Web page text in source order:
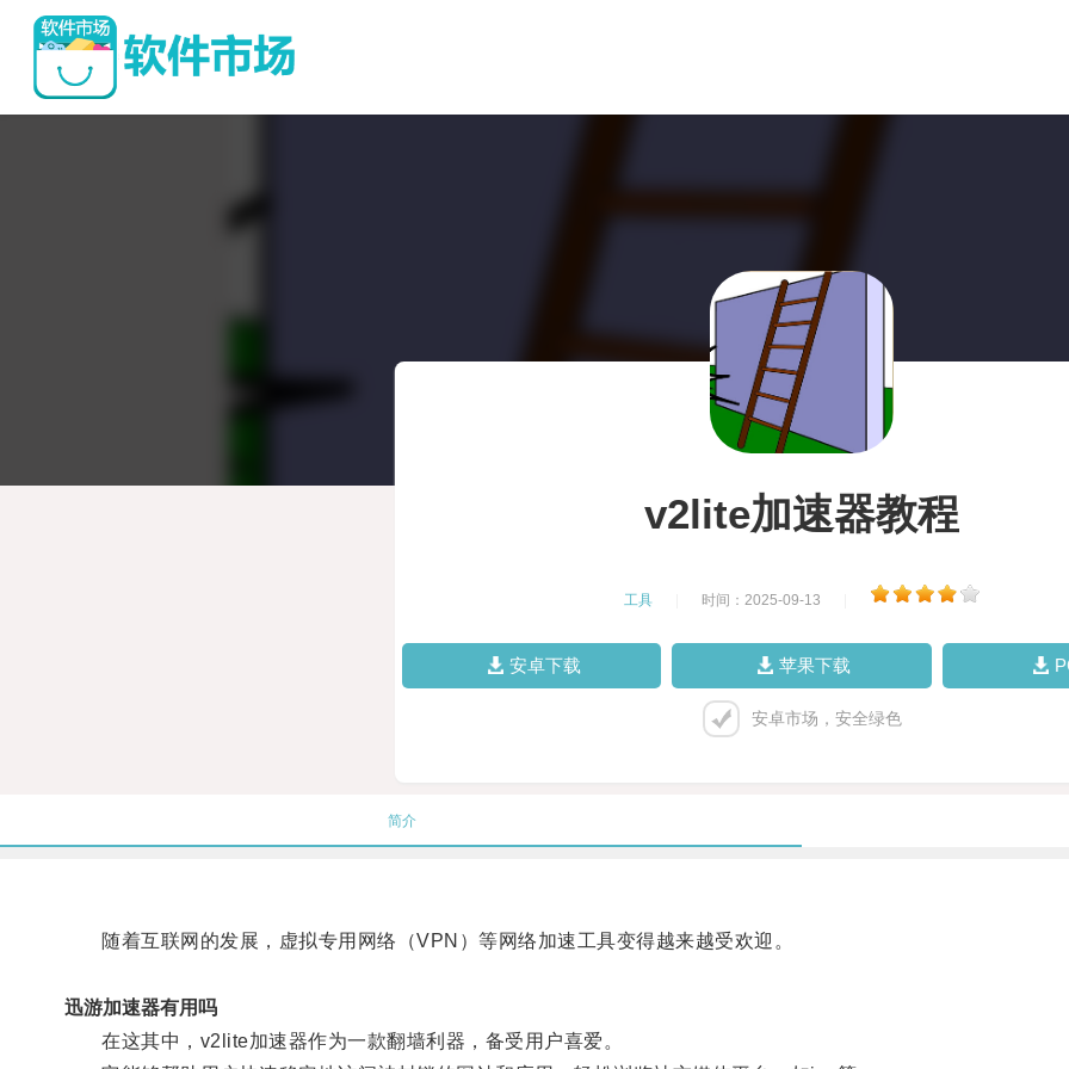
v2lite加速器教程
工具 时间：2025-09-13
安卓下载 苹果下载
安卓市场，安全绿色
简介
随着互联网的发展，虚拟专用网络（VPN）等网络加速工具变得越来越受欢迎。
迅游加速器有用吗
在这其中，v2lite加速器作为一款翻墙利器，备受用户喜爱。